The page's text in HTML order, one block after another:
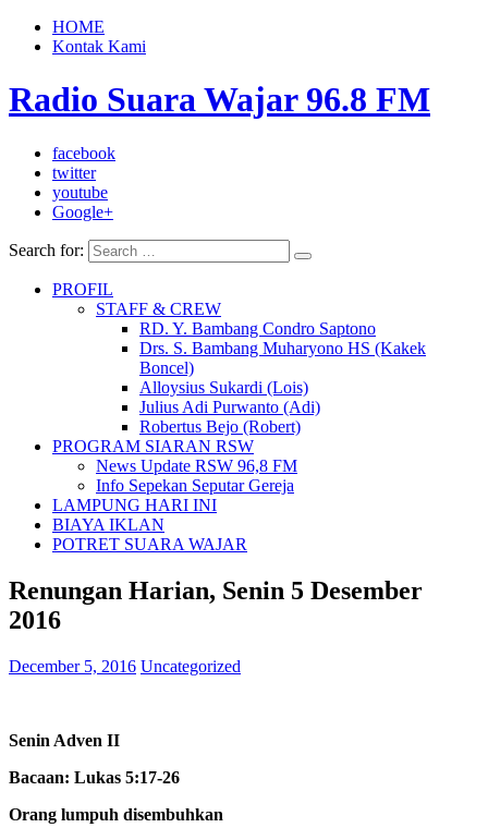
HOME
Kontak Kami
Radio Suara Wajar 96.8 FM
facebook
twitter
youtube
Google+
Search for:
PROFIL
STAFF & CREW
RD. Y. Bambang Condro Saptono
Drs. S. Bambang Muharyono HS (Kakek
Boncel)
Alloysius Sukardi (Lois)
Julius Adi Purwanto (Adi)
Robertus Bejo (Robert)
PROGRAM SIARAN RSW
News Update RSW 96,8 FM
Info Sepekan Seputar Gereja
LAMPUNG HARI INI
BIAYA IKLAN
POTRET SUARA WAJAR
Renungan Harian, Senin 5 Desember
2016
December 5, 2016 Uncategorized
Senin Adven II
Bacaan: Lukas 5:17-26
Orang lumpuh disembuhkan